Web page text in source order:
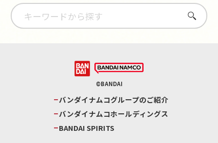
さがす
©BANDAI
バンダイナムコグループのご紹介
バンダイナムコホールディングス
BANDAI SPIRITS